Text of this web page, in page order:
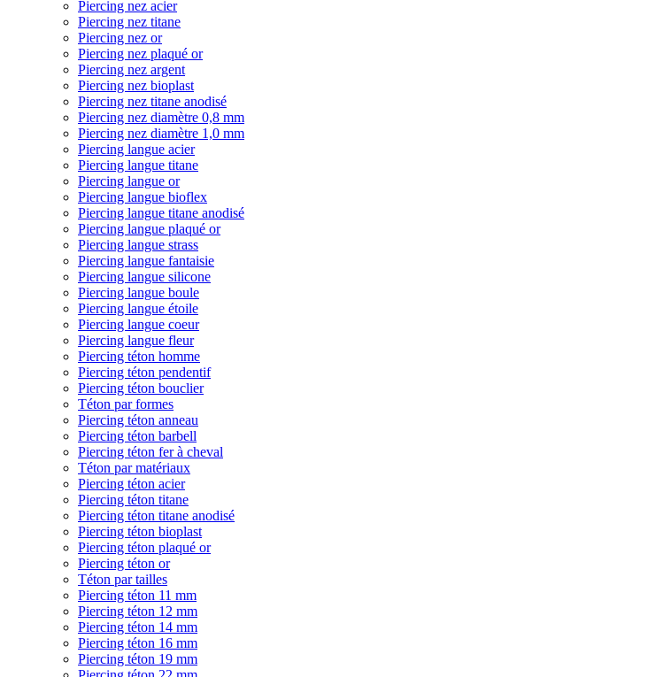
Piercing nez acier
Piercing nez titane
Piercing nez or
Piercing nez plaqué or
Piercing nez argent
Piercing nez bioplast
Piercing nez titane anodisé
Piercing nez diamètre 0,8 mm
Piercing nez diamètre 1,0 mm
Piercing langue acier
Piercing langue titane
Piercing langue or
Piercing langue bioflex
Piercing langue titane anodisé
Piercing langue plaqué or
Piercing langue strass
Piercing langue fantaisie
Piercing langue silicone
Piercing langue boule
Piercing langue étoile
Piercing langue coeur
Piercing langue fleur
Piercing téton homme
Piercing téton pendentif
Piercing téton bouclier
Téton par formes
Piercing téton anneau
Piercing téton barbell
Piercing téton fer à cheval
Téton par matériaux
Piercing téton acier
Piercing téton titane
Piercing téton titane anodisé
Piercing téton bioplast
Piercing téton plaqué or
Piercing téton or
Téton par tailles
Piercing téton 11 mm
Piercing téton 12 mm
Piercing téton 14 mm
Piercing téton 16 mm
Piercing téton 19 mm